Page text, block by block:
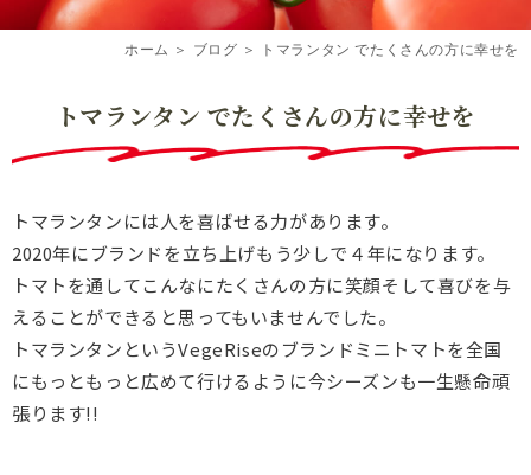
ホーム ＞ ブログ ＞ トマランタン でたくさんの方に幸せを
トマランタン でたくさんの方に幸せを
トマランタンには人を喜ばせる力があります。
2020年にブランドを立ち上げもう少しで４年になります。
トマトを通してこんなにたくさんの方に笑顔そして喜びを与
えることができると思ってもいませんでした。
トマランタンというVegeRiseのブランドミニトマトを全国
にもっともっと広めて行けるように今シーズンも一生懸命頑
張ります!!